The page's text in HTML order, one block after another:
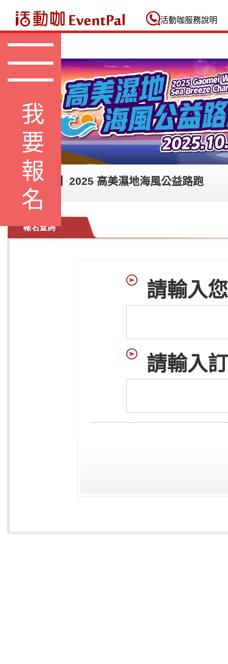
活動咖 Eventpal
活動咖服務說明
我要報名
【義工招募】2025 高美濕地海風公益路跑
報名查詢
請輸入
請輸入